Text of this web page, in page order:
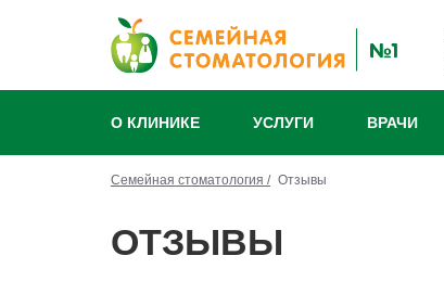
О КЛИНИКЕ УСЛУГИ ВРАЧИ
Семейная стоматология / Отзывы
ОТЗЫВЫ